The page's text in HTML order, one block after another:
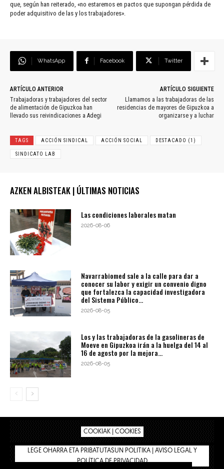
que, según han reiterado, «no estaremos en pactos que supongan pérdida de
poder adquisitivo de las y los trabajadores».
WhatsApp Facebook Twitter
ARTÍCULO ANTERIOR
Trabajadoras y trabajadores del sector
de alimentación de Gipuzkoa han
llevado sus reivindicaciones a Adegi
ARTÍCULO SIGUIENTE
Llamamos a las trabajadoras de las
residencias de mayores de Gipuzkoa a
organizarse y a luchar
TAGS ACCIÓN SINDICAL ACCIÓN SOCIAL DESTACADO (1)
SINDICATO LAB
AZKEN ALBISTEAK | ÚLTIMAS NOTICIAS
Las condiciones laborales matan
2026-08-06
Navarrabiomed sale a la calle para dar a
conocer su labor y exigir un convenio digno
que fortalezca la capacidad investigadora
del Sistema Público...
2026-08-05
Los y las trabajadoras de la gasolineras de
Moeve en Gipuzkoa irán a la huelga del 14 al
16 de agosto por la mejora...
2026-08-05
COOKIAK | COOKIES
LEGE OHARRA ETA PRIBATUTASUN POLITIKA | AVISO LEGAL Y
POLÍTICA DE PRIVACIDAD